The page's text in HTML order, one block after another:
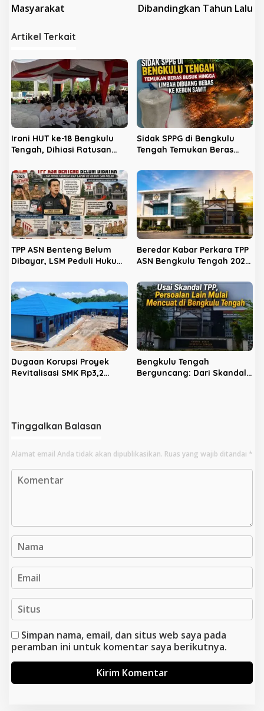
v
g
a
s
i
p
o
s
Masyarakat
Dibandingkan Tahun Lalu
Artikel Terkait
Ironi HUT ke-18 Bengkulu
Tengah, Dihiasi Ratusan
Para Kades Tak Hadir?
Sidak SPPG di Bengkulu
Tengah Temukan Beras
Dibuang Bebas ke Kebun
Sawit
TPP ASN Benteng Belum
Dibayar, LSM Peduli Hukum
Polda
Beredar Kabar Perkara TPP
ASN Bengkulu Tengah 2025
Faktanya
Dugaan Korupsi Proyek
Revitalisasi SMK Rp3,2
Bengkulu Tengah
Berguncang: Dari Skandal
Tinggalkan Balasan
Alamat email Anda tidak akan dipublikasikan. Ruas yang wajib ditandai *
Simpan nama, email, dan situs web saya pada
peramban ini untuk komentar saya berikutnya.